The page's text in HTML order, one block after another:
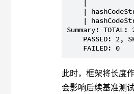
|
|
|
Summary: TOTAL:
PASSED: 2,
此时，框架将长度
会影响后续基准测